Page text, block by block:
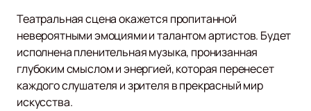
Театральная сцена окажется пропитанной
невероятными эмоциями и талантом артистов. Будет
исполнена пленительная музыка, пронизанная
глубоким смыслом и энергией, которая перенесет
каждого слушателя и зрителя в прекрасный мир
искусства.